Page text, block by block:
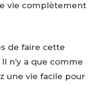
vie complètement
de faire cette
n’y a que comme
une vie facile pour